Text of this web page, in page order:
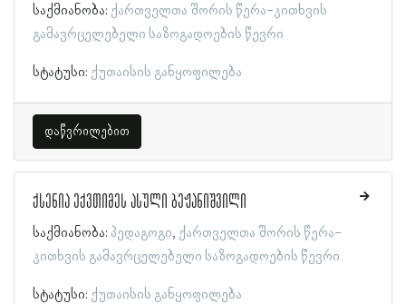
საქმიანობა: ქართველთა შორის წერა-კითხვის
გამავრცელებელი საზოგადოების წევრი
სტატუსი: ქუთაისის განყოფილება
დაწვრილებით
ქსენია ექვთიმეს ასული ბეჟანიშვილი
საქმიანობა: პედაგოგი ქართველთა შორის წერა-
კითხვის გამავრცელებელი საზოგადოების წევრი
სტატუსი: ქუთაისის განყოფილება